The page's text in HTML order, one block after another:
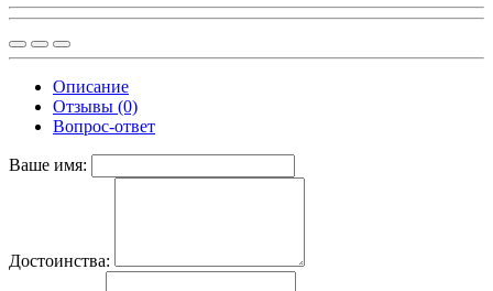
Описание
Отзывы (0)
Вопрос-ответ
Ваше имя:
Достоинства: